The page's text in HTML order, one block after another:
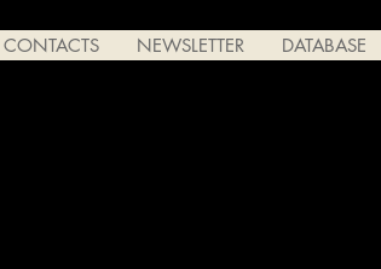
CONTACTS NEWSLETTER DATABASE